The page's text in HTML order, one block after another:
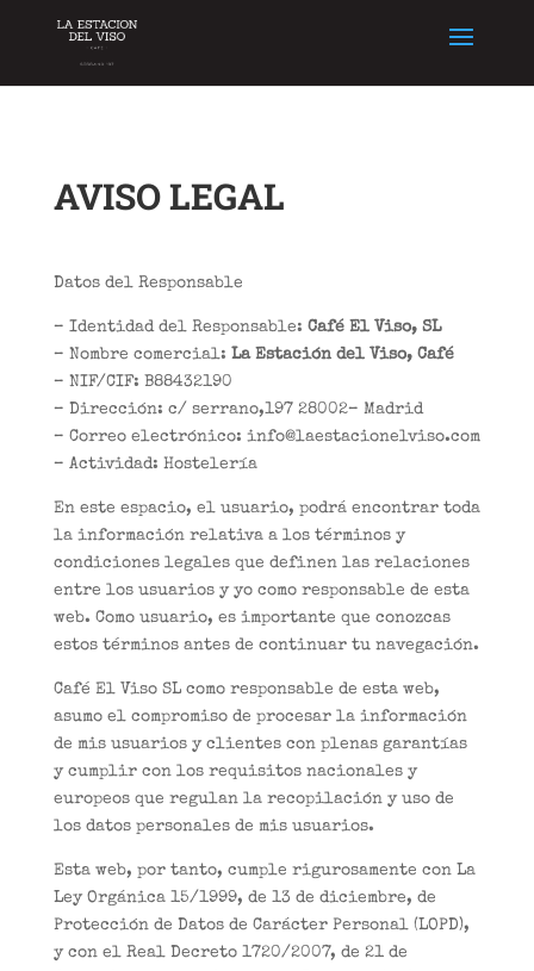
AVISO LEGAL
Datos del Responsable
– Identidad del Responsable: Café El Viso, SL
– Nombre comercial: La Estación del Viso, Café
– NIF/CIF: B88432190
– Dirección: c/ serrano,197 28002– Madrid
– Correo electrónico: info@laestacionelviso.com
– Actividad: Hostelería
En este espacio, el usuario, podrá encontrar toda
la información relativa a los términos y
condiciones legales que definen las relaciones
entre los usuarios y yo como responsable de esta
web. Como usuario, es importante que conozcas
estos términos antes de continuar tu navegación.
Café El Viso SL como responsable de esta web,
asumo el compromiso de procesar la información
de mis usuarios y clientes con plenas garantías
y cumplir con los requisitos nacionales y
europeos que regulan la recopilación y uso de
los datos personales de mis usuarios.
Esta web, por tanto, cumple rigurosamente con La
Ley Orgánica 15/1999, de 13 de diciembre, de
Protección de Datos de Carácter Personal (LOPD),
y con el Real Decreto 1720/2007, de 21 de